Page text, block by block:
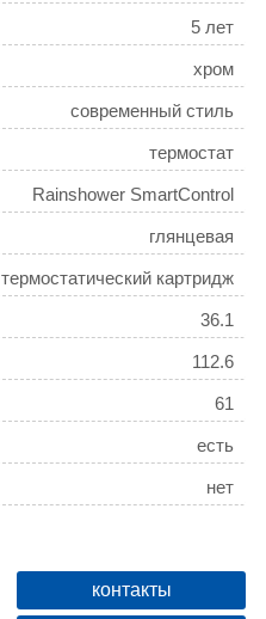
5 лет
хром
современный стиль
термостат
Rainshower SmartControl
глянцевая
термостатический картридж
36.1
112.6
61
есть
нет
регулировка по высоте
контакты